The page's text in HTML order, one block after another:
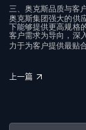
上一篇
三、奥克斯品质与客
奥克斯集团强大的供
下能够提供更高规格
客户需求为导向，深
力于为客户提供最贴